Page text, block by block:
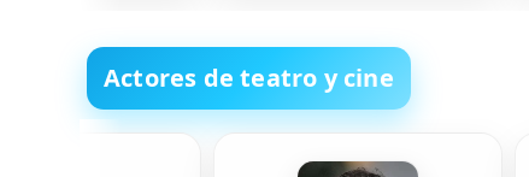
Actores de teatro y cine